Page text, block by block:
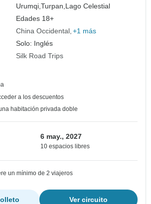
Urumqi,Turpan, Lago Celestial
Edades 18+
China Occidental +1 más
Solo: Inglés
Silk Road Trips
a los descuentos
habitación privada doble
6 may., 2027
10 espacios libres
un mínimo de 2 viajeros
Ver circuito